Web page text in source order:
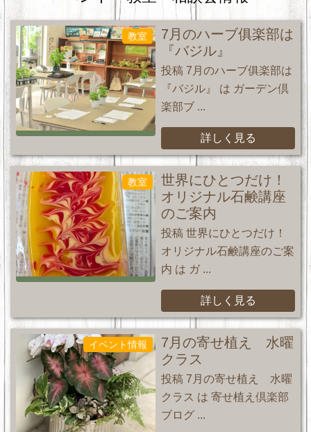
教室
7月のハーブ俱楽部は
『バジル』
投稿 7月のハーブ俱楽部は
『バジル』 は ガーデン倶
楽部ブ ...
詳しく見る
教室
世界にひとつだけ！
オリジナル石鹸講座
のご案内
投稿 世界にひとつだけ！
オリジナル石鹸講座のご案
内 は ガ ...
詳しく見る
イベント情報
7月の寄せ植え 水曜
クラス
投稿 7月の寄せ植え 水曜
クラス は 寄せ植え倶楽部
ブログ ...